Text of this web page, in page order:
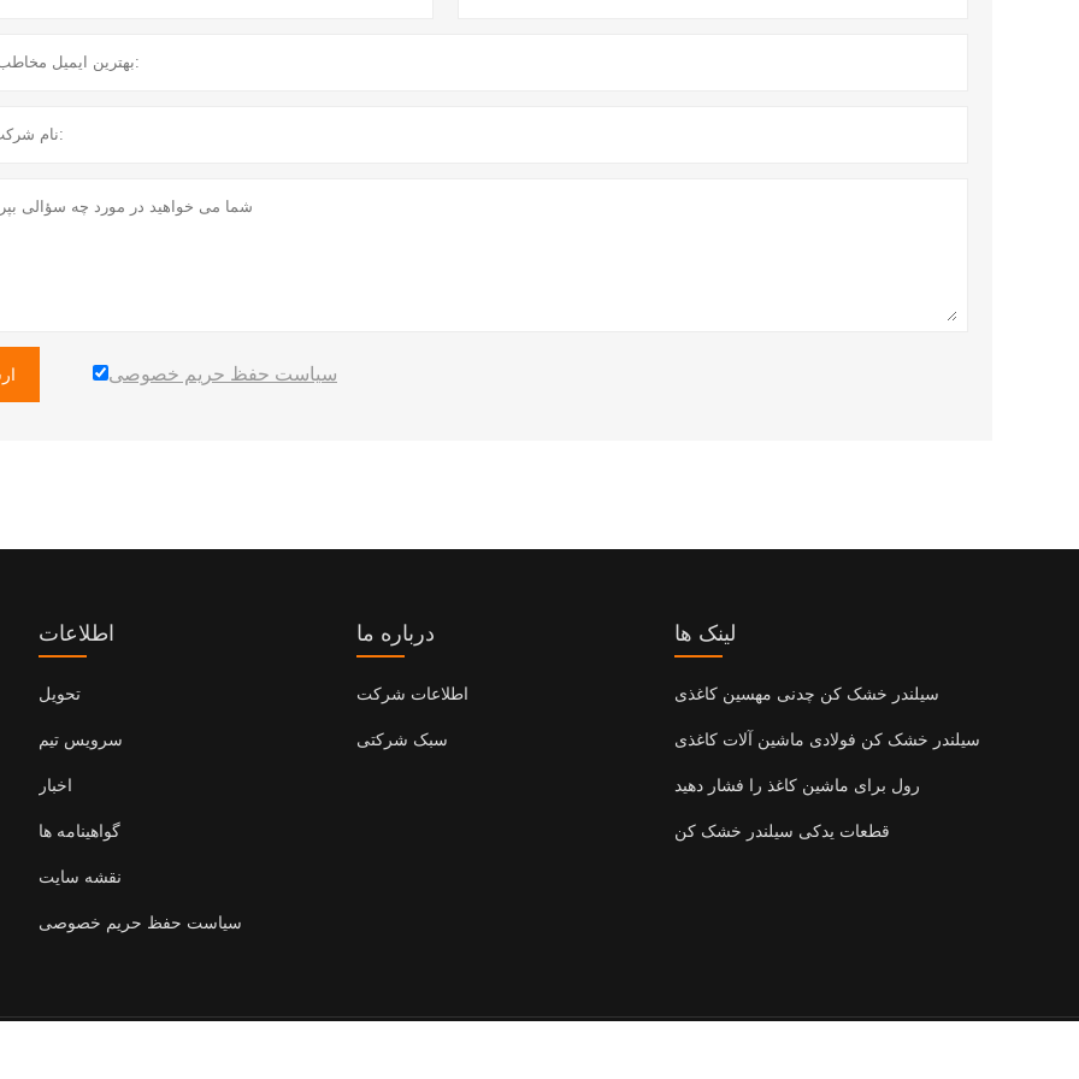
سیاست حفظ حریم خصوصی
اطلاعات
تحویل
سرویس تیم
اخبار
گواهینامه ها
نقشه سایت
سیاست حفظ حریم خصوصی
درباره ما
اطلاعات شرکت
سبک شرکتی
لینک ها
سیلندر خشک کن چدنی مهسین کاغذی
سیلندر خشک کن فولادی ماشین آلات کاغذی
رول برای ماشین کاغذ را فشار دهید
قطعات یدکی سیلندر خشک کن